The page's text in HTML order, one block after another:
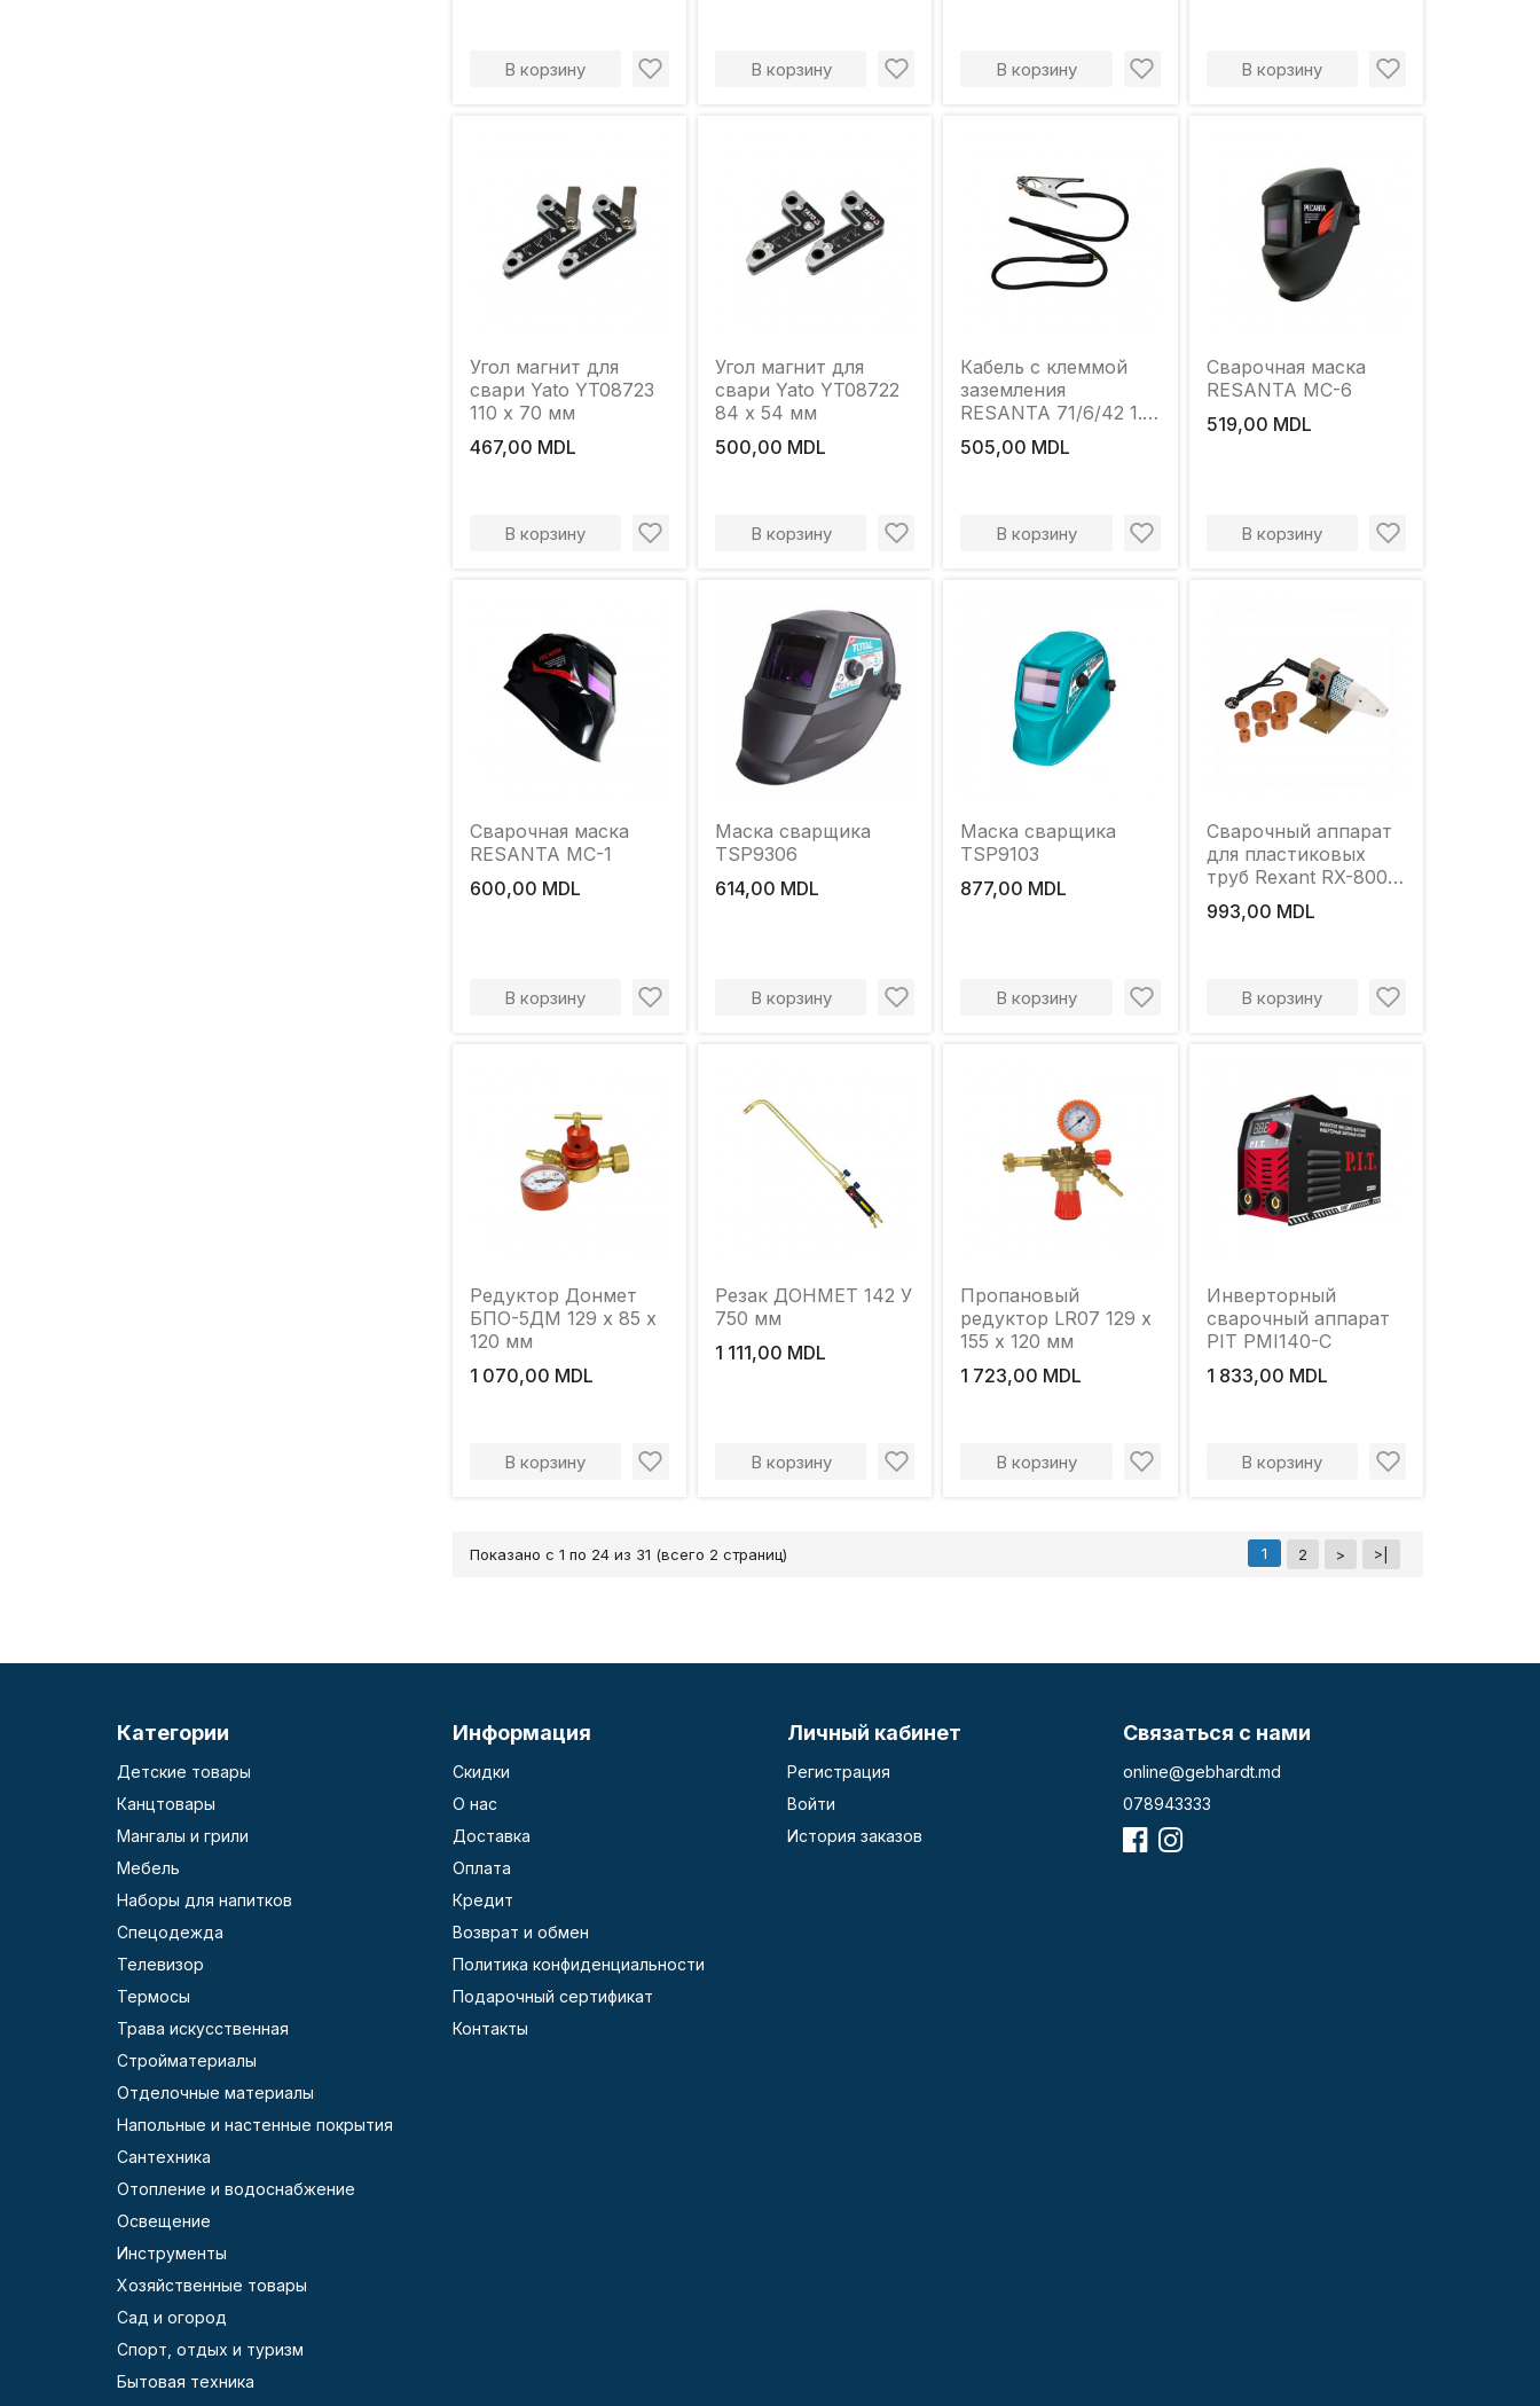
В корзину В корзину В корзину В корзину
Угол магнит для
свари Yato YT08723
110 x 70 мм
467,00 MDL
В корзину
Угол магнит для
свари Yato YT08722
84 x 54 мм
500,00 MDL
В корзину
Кабель с клеммой
заземления
RESANTA 71/6/42 1.5
м x 25 мм
505,00 MDL
В корзину
Сварочная маска
RESANTA MC-6
519,00 MDL
В корзину
Сварочная маска
RESANTA MC-1
600,00 MDL
В корзину
Маска сварщика
TSP9306
614,00 MDL
В корзину
Маска сварщика
TSP9103
877,00 MDL
В корзину
Сварочный аппарат
для пластиковых
труб Rexant RX-800
800 Вт 230 - 240 V
993,00 MDL
В корзину
Редуктор Донмет
БПО-5ДМ 129 x 85 x
120 мм
1 070,00 MDL
В корзину
Резак ДОНМЕТ 142 У
750 мм
1 111,00 MDL
В корзину
Пропановый
редуктор LR07 129 х
155 х 120 мм
1 723,00 MDL
В корзину
Инверторный
сварочный аппарат
PIT PMI140-C
1 833,00 MDL
В корзину
Показано с 1 по 24 из 31 (всего 2 страниц) 1 2 > >|
Категории
Детские товары
Канцтовары
Мангалы и грили
Мебель
Наборы для напитков
Спецодежда
Телевизор
Термосы
Трава искусственная
Стройматериалы
Отделочные материалы
Напольные и настенные покрытия
Сантехника
Отопление и водоснабжение
Освещение
Инструменты
Хозяйственные товары
Сад и огород
Спорт, отдых и туризм
Бытовая техника
Информация
Скидки
О нас
Доставка
Оплата
Кредит
Возврат и обмен
Политика конфиденциальности
Подарочный сертификат
Контакты
Личный кабинет
Регистрация
Войти
История заказов
Связаться с нами
online@gebhardt.md
078943333